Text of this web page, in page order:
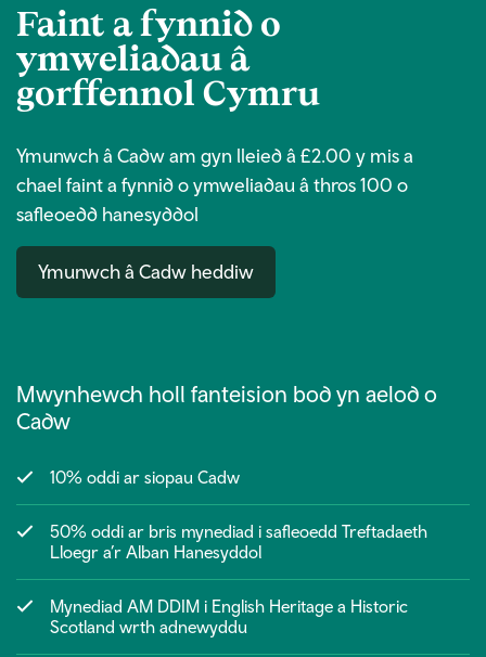
Faint a fynnid o
ymweliadau â
gorffennol Cymru
Ymunwch â Cadw am gyn lleied â £2.00 y mis a
chael faint a fynnid o ymweliadau â thros 100 o
safleoedd hanesyddol
Ymunwch â Cadw heddiw
Mwynhewch holl fanteision bod yn aelod o
Cadw
10% oddi ar siopau Cadw
50% oddi ar bris mynediad i safleoedd Treftadaeth
Lloegr a’r Alban Hanesyddol
Mynediad AM DDIM i English Heritage a Historic
Scotland wrth adnewyddu